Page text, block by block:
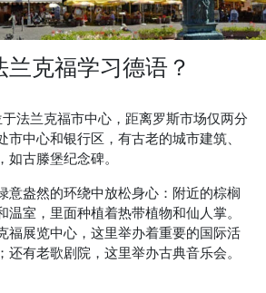
克福学习德语？
法兰克福市中心，距离罗斯市场仅两分
中心和银行区，有古老的城市建筑、
古滕堡纪念碑。
意盎然的环绕中放松身心：附近的棕榈
温室，里面种植着热带植物和仙人掌。
福展览中心，这里举办着重要的国际活
有老歌剧院，这里举办古典音乐会。